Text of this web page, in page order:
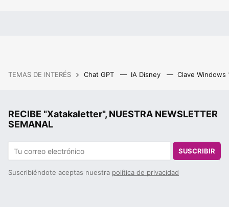
TEMAS DE INTERÉS Chat GPT IA Disney Clave Windows
RECIBE "Xatakaletter", NUESTRA NEWSLETTER
SEMANAL
SUSCRIBIR
Suscribiéndote aceptas nuestra política de privacidad